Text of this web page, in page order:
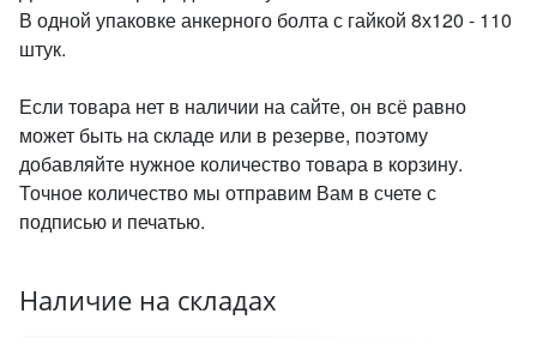
В одной упаковке анкерного болта с гайкой 8х120 - 110
штук.
Если товара нет в наличии на сайте, он всё равно
может быть на складе или в резерве, поэтому
добавляйте нужное количество товара в корзину.
Точное количество мы отправим Вам в счете с
подписью и печатью.
Наличие на складах